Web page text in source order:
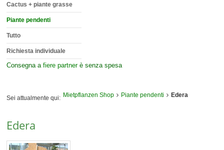
Cactus + piante grasse
Piante pendenti
Tutto
Richiesta individuale
Consegna afiere partnerè senza spesa
Sei attualmente qui: Mietpflanzen Shop Piante pendenti Edera
Edera